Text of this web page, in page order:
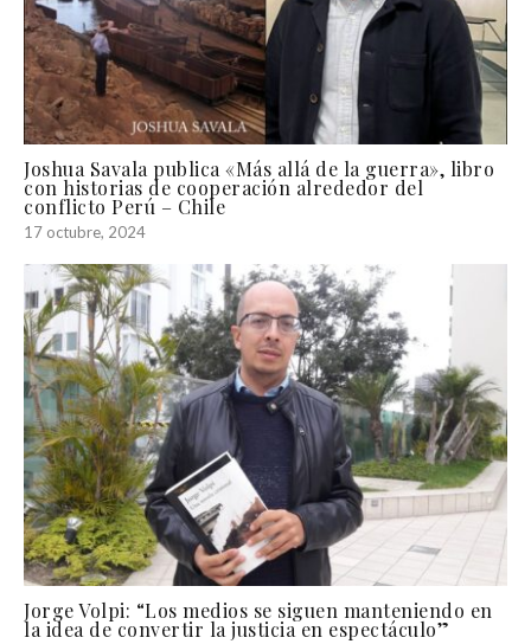
Joshua Savala publica «Más allá de la guerra», libro
con historias de cooperación alrededor del
conflicto Perú – Chile
17 octubre, 2024
Jorge Volpi: “Los medios se siguen manteniendo en
la idea de convertir la justicia en espectáculo”